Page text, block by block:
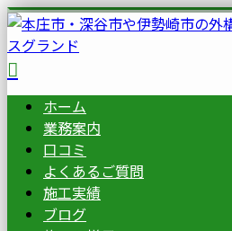
ホーム
業務案内
口コミ
よくあるご質問
施工実績
ブログ